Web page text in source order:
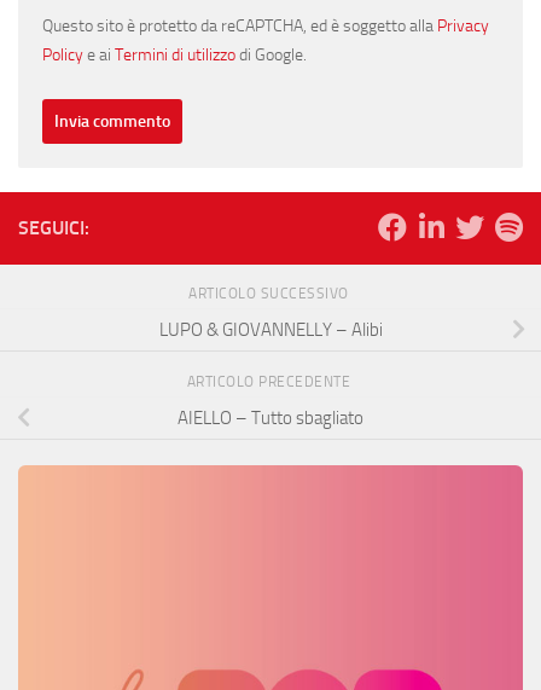
Questo sito è protetto da reCAPTCHA, ed è soggetto alla Privacy
Policye ai Termini di utilizzodi Google.
SEGUICI:
ARTICOLO SUCCESSIVO
LUPO & GIOVANNELLY – Alibi
ARTICOLO PRECEDENTE
AIELLO – Tutto sbagliato